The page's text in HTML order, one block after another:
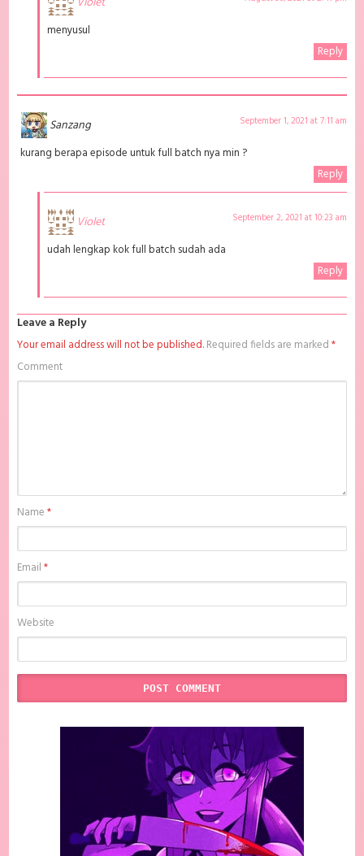
menyusul
Reply
Sanzang September 1, 2021 at 7:11 am
kurang berapa episode untuk full batch nya min ?
Reply
Violet September 2, 2021 at 10:23 am
udah lengkap kok full batch sudah ada
Reply
Leave a Reply
Your email address will not be published.Required fields are marked*
Comment
Name*
Email*
Website